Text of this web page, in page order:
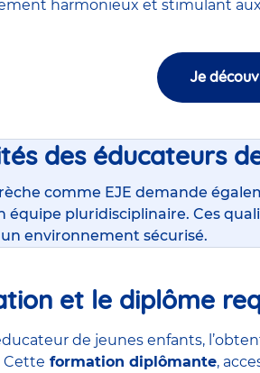
harmonieux et stimulant
Je
des éducateurs
comme EJE demande
équipe pluridisciplinaire. Ces
environnement sécurisé.
et le diplôme
de jeunes enfants,
Cette formation diplômante,